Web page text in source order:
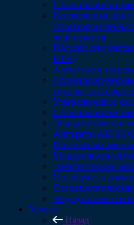
Наконечники для
переходники
Насадки для
DTE)
Алмазные и
группы, запасные
Ультразвуковые
Эндодонтическое
Аппараты AIR
Интраоральные
Медицинская
Электрические
Оснащение
Эндодонтическое
Услуги
Назад